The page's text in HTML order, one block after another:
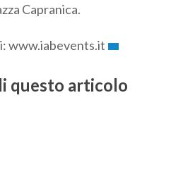
Capranica.
www.iabevents.it
questo articolo